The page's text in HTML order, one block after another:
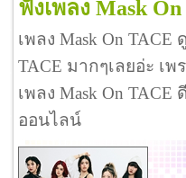
ฟังเพลง Mask
เพลง Mask On TACE
TACE มากๆเลยอ่ะ เ
เพลง Mask On
ออนไลน์